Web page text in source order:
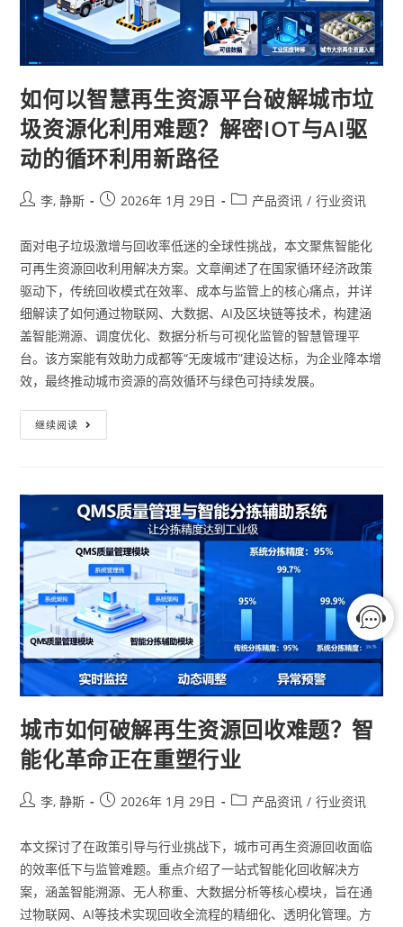
如何以智慧再生资源平台破解城市垃
圾资源化利用难题？解密IOT与AI驱
动的循环利用新路径
李, 静斯 2026年 1月 29日 产品资讯 / 行业资讯
面对电子垃圾激增与回收率低迷的全球性挑战，本文聚焦智能化
可再生资源回收利用解决方案。文章阐述了在国家循环经济政策
驱动下，传统回收模式在效率、成本与监管上的核心痛点，并详
细解读了如何通过物联网、大数据、AI及区块链等技术，构建涵
盖智能溯源、调度优化、数据分析与可视化监管的智慧管理平
台。该方案能有效助力成都等“无废城市”建设达标，为企业降本增
效，最终推动城市资源的高效循环与绿色可持续发展。
继续阅读
城市如何破解再生资源回收难题？智
能化革命正在重塑行业
李, 静斯 2026年 1月 29日 产品资讯 / 行业资讯
本文探讨了在政策引导与行业挑战下，城市可再生资源回收面临
的效率低下与监管难题。重点介绍了一站式智能化回收解决方
案，涵盖智能溯源、无人称重、大数据分析等核心模块，旨在通
过物联网、AI等技术实现回收全流程的精细化、透明化管理。方